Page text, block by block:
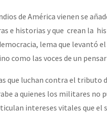
de América vienen se
e historias y que crean la
lema que levantó
como las voces de un
que luchan contra el tributo
a quienes los militares no
intereses vitales que el